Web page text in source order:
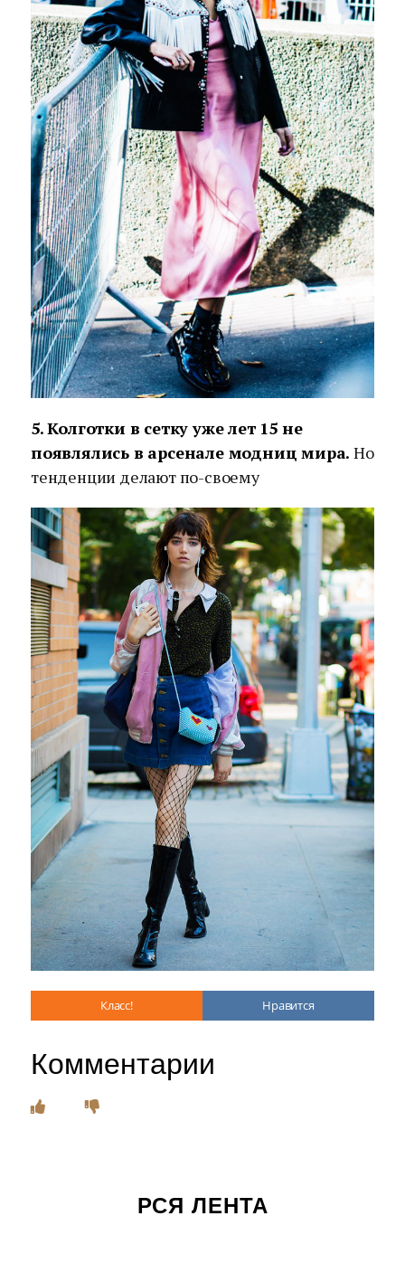
5. Колготки в сетку уже лет 15 не
появлялись в арсенале модниц мира. Но
тенденции делают по-своему
Класс! Нравится
Комментарии
РСЯ ЛЕНТА